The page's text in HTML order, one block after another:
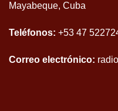
Mayabeque, Cuba
Teléfonos: +53 47
Correo electrónico: